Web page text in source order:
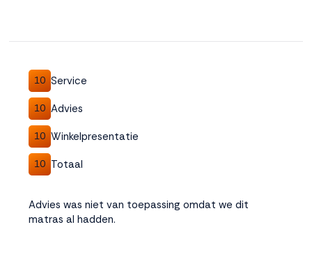
10 Service
10 Advies
10 Winkelpresentatie
10 Totaal
Advies was niet van toepassing omdat we dit
matras al hadden.